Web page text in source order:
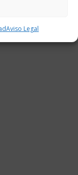
Aviso Legal